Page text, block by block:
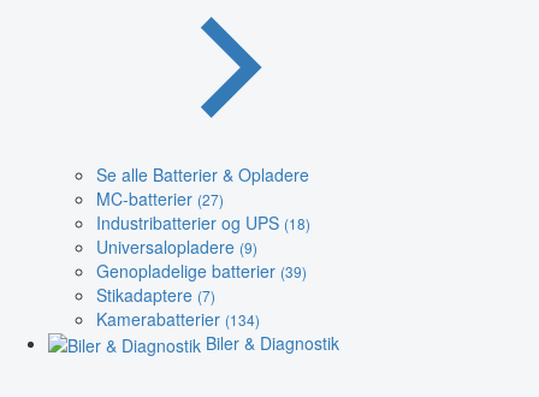
Se alle Batterier & Opladere
MC-batterier (27)
Industribatterier og UPS (18)
Universalopladere (9)
Genopladelige batterier (39)
Stikadaptere (7)
Kamerabatterier (134)
Biler & Diagnostik